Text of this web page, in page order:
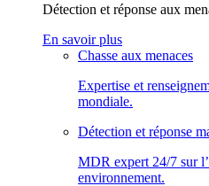
Détection et réponse aux
En savoir plus
Chasse aux menaces
Expertise et
mondiale.
Détection et réponse
MDR expert 24/7 sur
environnement.